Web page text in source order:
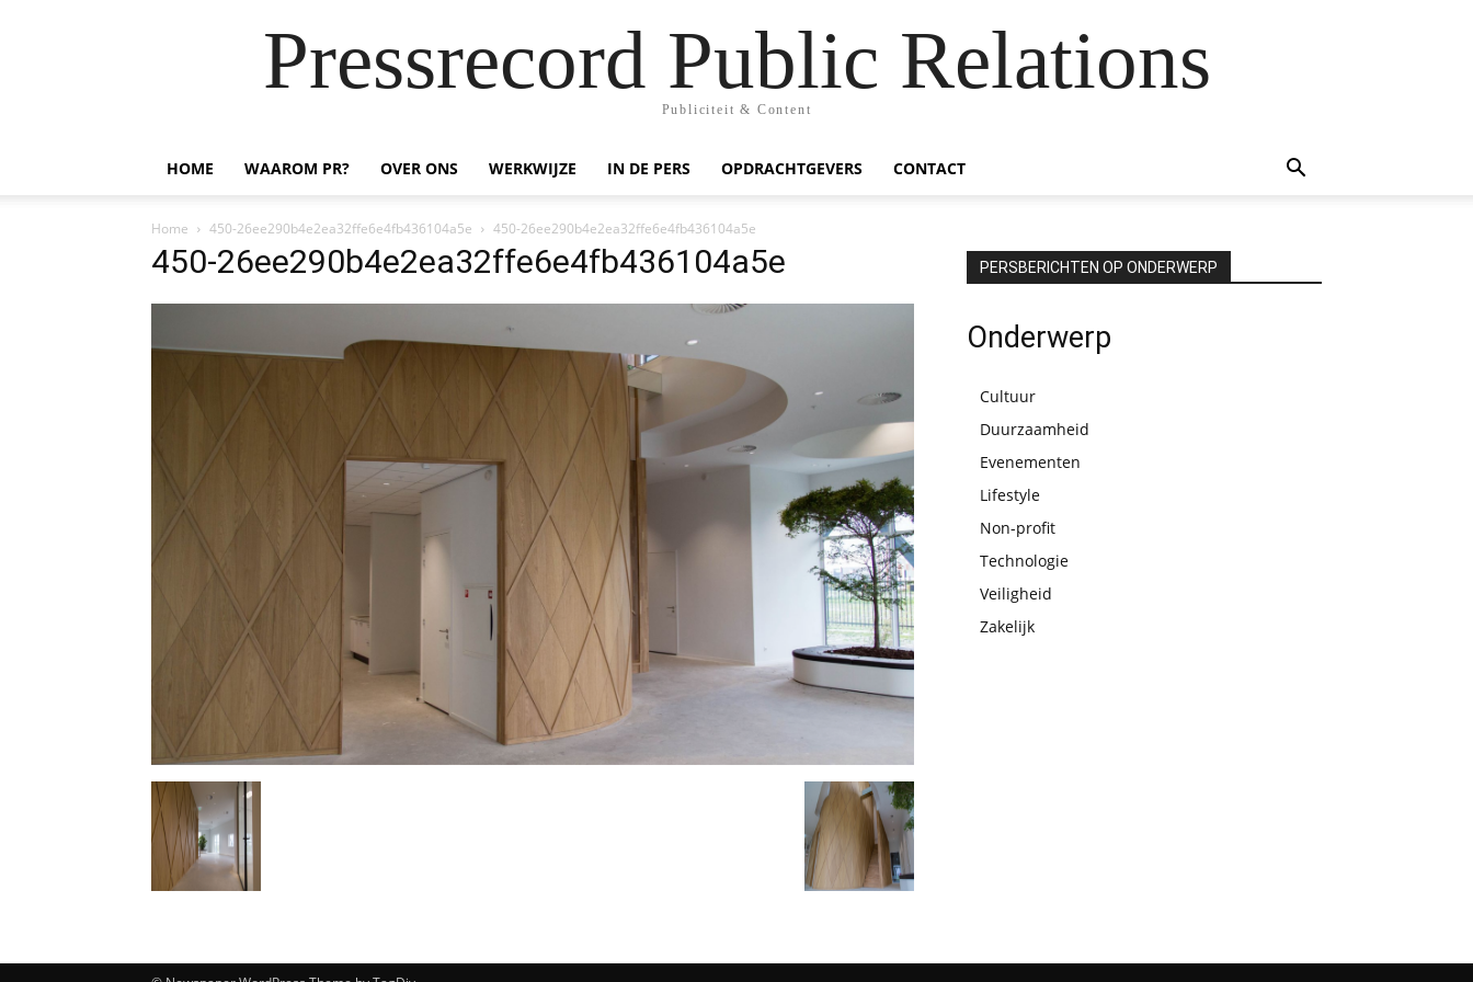
Pressrecord Public Relations
Publiciteit & Content
HOME WAAROM PR? OVER ONS WERKWIJZE IN DE PERS OPDRACHTGEVERS CONTACT
Home 450-26ee290b4e2ea32ffe6e4fb436104a5e 450-26ee290b4e2ea32ffe6e4fb436104a5e
450-26ee290b4e2ea32ffe6e4fb436104a5e PERSBERICHTEN OP ONDERWERP
Onderwerp
Cultuur
Duurzaamheid
Evenementen
Lifestyle
Non-profit
Technologie
Veiligheid
Zakelijk